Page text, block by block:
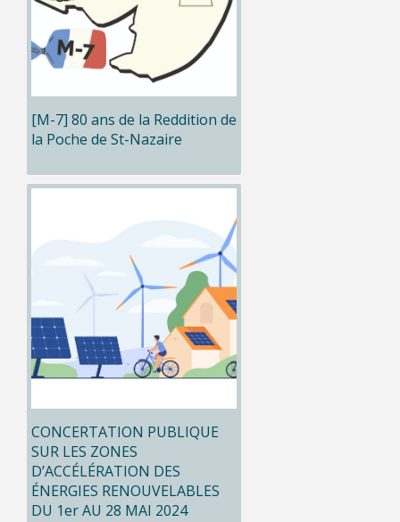
[M-7] 80 ans de la Reddition de
la Poche de St-Nazaire
CONCERTATION PUBLIQUE
SUR LES ZONES
D’ACCÉLÉRATION DES
ÉNERGIES RENOUVELABLES
DU 1er AU 28 MAI 2024